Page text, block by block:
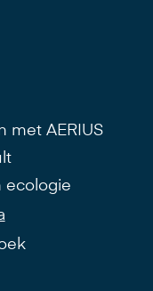
met AERIUS
ecologie